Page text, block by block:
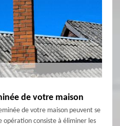
de votre maison
de votre maison peuvent se
consiste à éliminer les